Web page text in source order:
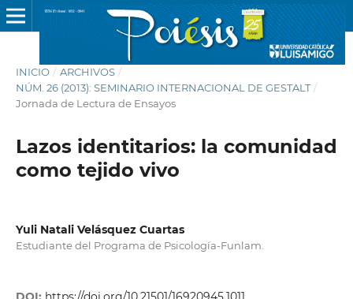
INICIO / ARCHIVOS /
NÚM. 26 (2013): SEMINARIO INTERNACIONAL DE GESTALT /
Jornada de Lectura de Ensayos
Lazos identitarios: la comunidad
como tejido vivo
Yuli Natali Velásquez Cuartas
Estudiante del Programa de Psicología-Funlam.